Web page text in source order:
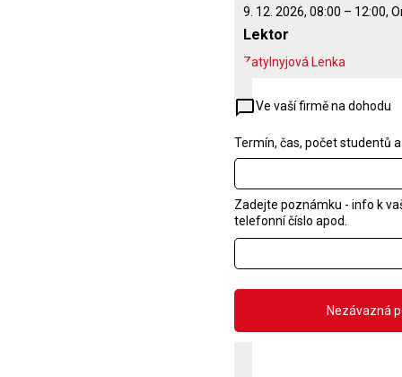
9. 12. 2026, 08:00 – 12:00,
Lektor
Zatylnyjová Lenka
chat_bubble_outlineVe vaší firmě na dohodu
Termín, čas, počet studentů
Zadejte poznámku - info k
telefonní číslo apod.